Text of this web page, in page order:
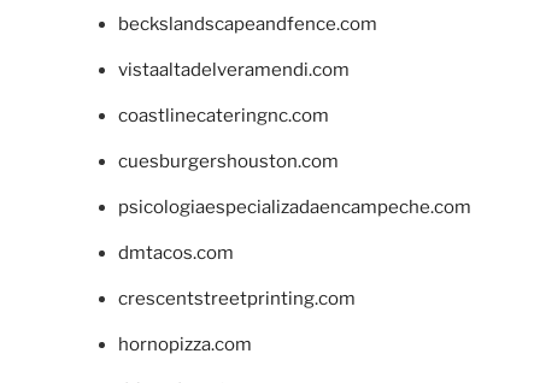
beckslandscapeandfence.com
vistaaltadelveramendi.com
coastlinecateringnc.com
cuesburgershouston.com
psicologiaespecializadaencampeche.com
dmtacos.com
crescentstreetprinting.com
hornopizza.com